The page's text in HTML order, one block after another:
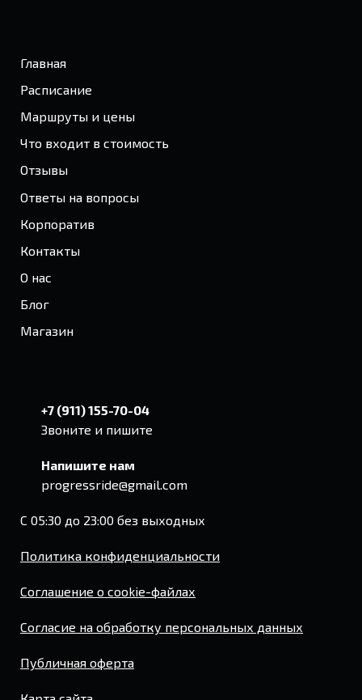
Главная
Расписание
Маршруты и цены
Что входит в стоимость
Отзывы
Ответы на вопросы
Корпоратив
Контакты
О нас
Блог
Магазин
+7 (911) 155-70-04
Звоните и пишите
Напишите нам
progressride@gmail.com
С 05:30 до 23:00 без выходных
Политика конфиденциальности
Соглашение о cookie-файлах
Согласие на обработку персональных данных
Публичная оферта